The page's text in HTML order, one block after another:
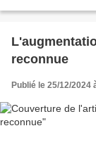
reconnue
Publié le 25/12/2024